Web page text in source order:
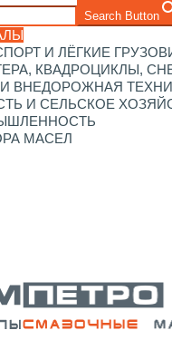
Search Button
И ЛЁГКИЕ
КВАДРОЦИКЛЫ,
ВНЕДОРОЖНАЯ
И СЕЛЬСКОЕ
МАСЕЛ